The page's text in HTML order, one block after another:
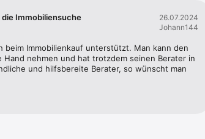
unser digitaler Assistent zur Verfügung. Wenn
und Datenschutzbestimmungen:
Immobiliensuche
26.07.2024
Johann144
beim Immobilienkauf unterstützt. Man kann den
Hand nehmen und hat trotzdem seinen Berater in
und hilfsbereite Berater, so wünscht man